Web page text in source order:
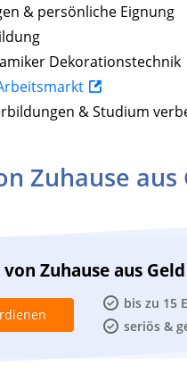
& persönliche Eignung
Dekorationstechnik
& Studium
Zuhause
Zuhause aus
bis zu 15
seriös &